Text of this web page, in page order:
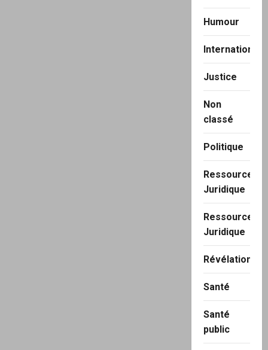
Humour
International
Justice
Non
classé
Politique
Ressource
Juridique
Ressource
Juridique
Révélation
Santé
Santé
public